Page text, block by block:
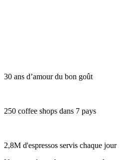
30 ans d’amour du bon goût
250 coffee shops dans 7 pays
2,8M d'espressos servis chaque jour